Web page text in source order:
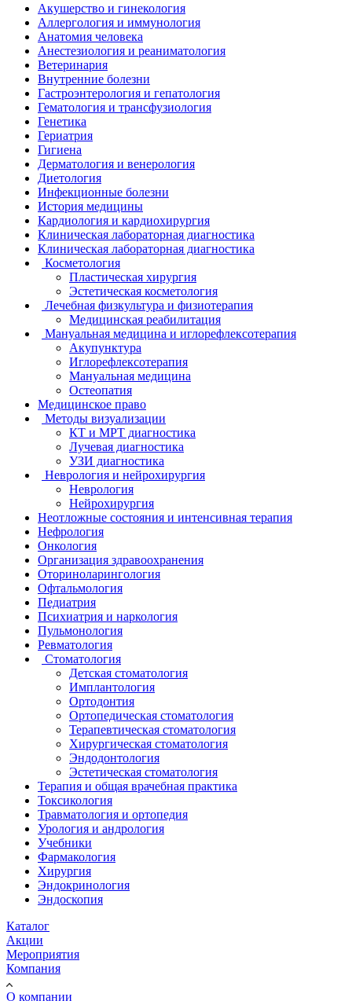
Акушерство и гинекология
Аллергология и иммунология
Анатомия человека
Анестезиология и реаниматология
Ветеринария
Внутренние болезни
Гастроэнтерология и гепатология
Гематология и трансфузиология
Генетика
Гериатрия
Гигиена
Дерматология и венерология
Диетология
Инфекционные болезни
История медицины
Кардиология и кардиохирургия
Клиническая лабораторная диагностика
Клиническая лабораторная диагностика
Косметология
Пластическая хирургия
Эстетическая косметология
Лечебная физкультура и физиотерапия
Медицинская реабилитация
Мануальная медицина и иглорефлексотерапия
Акупунктура
Иглорефлексотерапия
Мануальная медицина
Остеопатия
Медицинское право
Методы визуализации
КТ и МРТ диагностика
Лучевая диагностика
УЗИ диагностика
Неврология и нейрохирургия
Неврология
Нейрохирургия
Неотложные состояния и интенсивная терапия
Нефрология
Онкология
Организация здравоохранения
Оториноларингология
Офтальмология
Педиатрия
Психиатрия и наркология
Пульмонология
Ревматология
Стоматология
Детская стоматология
Имплантология
Ортодонтия
Ортопедическая стоматология
Терапевтическая стоматология
Хирургическая стоматология
Эндодонтология
Эстетическая стоматология
Терапия и общая врачебная практика
Токсикология
Травматология и ортопедия
Урология и андрология
Учебники
Фармакология
Хирургия
Эндокринология
Эндоскопия
Каталог
Акции
Мероприятия
Компания
О компании